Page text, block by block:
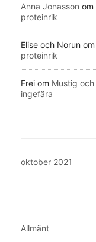
Anna Jonasson om
proteinrik
Elise och Norun om
proteinrik
Frei om Mustig
ingefära
oktober 2021
Allmänt